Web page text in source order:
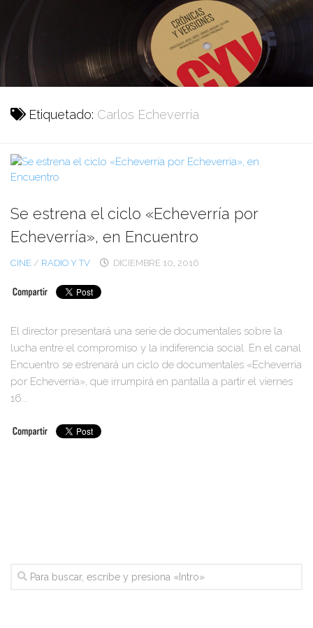
contenido
Etiquetado: Carlos Echeverría
Se estrena el ciclo «Echeverría por
Echeverría», en Encuentro
CINE / RADIO Y TV DICIEMBRE 10, 2016
El director presentará una serie de documentales sobre la
lucha entre el compromiso y la indiferencia social. En el canal
Encuentro se estrenará un ciclo de documentales «Echeverría
por Echeverría», que irrumpirá en pantalla a partir el viernes
16...